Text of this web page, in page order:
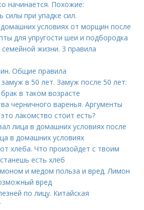
начинается. Похожие:
силы при упадке сил.
условиях от морщин после
для упругости шеи и подбородка
жизни. 3 правила
Общие правила
в 50 лет. Замуж после 50 лет:
в таком возрасте
черничного варенья. Аргументы
лакомство стоит есть?
лица в домашних условиях после
в домашних условиях
хлеба. Что произойдет с твоим
есть хлеб
и медом польза и вред. Лимон
вред
по лицу. Китайская